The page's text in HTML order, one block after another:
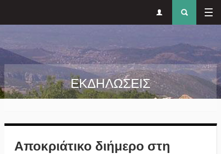
μενού
ΕΚΔΗΛΩΣΕΙΣ
Αποκριάτικο διήμερο στη